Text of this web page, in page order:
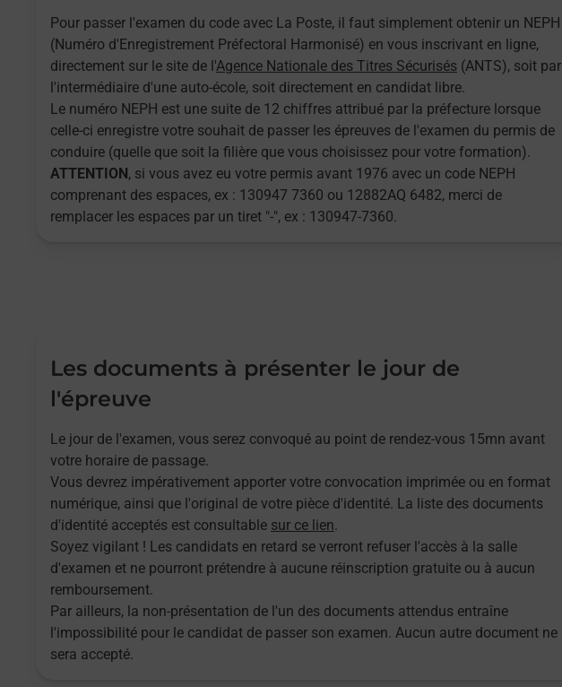
Pour passer l'examen du code avec La Poste, il faut simplement obtenir un NEPH
(Numéro d'Enregistrement Préfectoral Harmonisé) en vous inscrivant en ligne,
directement sur le site de l'Agence Nationale des Titres Sécurisés (ANTS), soit par
l'intermédiaire d'une auto-école, soit directement en candidat libre.
Le numéro NEPH est une suite de 12 chiffres attribué par la préfecture lorsque
celle-ci enregistre votre souhait de passer les épreuves de l'examen du permis de
conduire (quelle que soit la filière que vous choisissez pour votre formation).
ATTENTION, si vous avez eu votre permis avant 1976 avec un code NEPH
comprenant des espaces, ex : 130947 7360 ou 12882AQ 6482, merci de
remplacer les espaces par un tiret "-", ex : 130947-7360.
Les documents à présenter le jour de
l'épreuve
Le jour de l'examen, vous serez convoqué au point de rendez-vous 15mn avant
votre horaire de passage.
Vous devrez impérativement apporter votre convocation imprimée ou en format
numérique, ainsi que l'original de votre pièce d'identité. La liste des documents
d'identité acceptés est consultable sur ce lien.
Soyez vigilant ! Les candidats en retard se verront refuser l'accès à la salle
d'examen et ne pourront prétendre à aucune réinscription gratuite ou à aucun
remboursement.
Par ailleurs, la non-présentation de l'un des documents attendus entraîne
l'impossibilité pour le candidat de passer son examen. Aucun autre document ne
sera accepté.